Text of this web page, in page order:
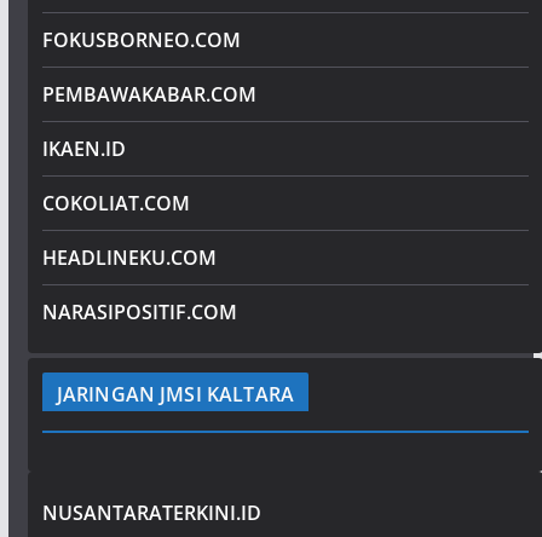
FOKUSBORNEO.COM
PEMBAWAKABAR.COM
IKAEN.ID
COKOLIAT.COM
HEADLINEKU.COM
NARASIPOSITIF.COM
JARINGAN JMSI KALTARA
NUSANTARATERKINI.ID